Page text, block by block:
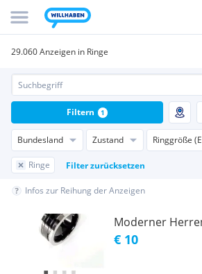
29.060 Anzeigen in Ringe
Bundesland Zustand Ringgröße
Ringe Filter zurücksetzen
Filtern 1
Infos zur Reihung der Anzeigen
Moderner
€ 10